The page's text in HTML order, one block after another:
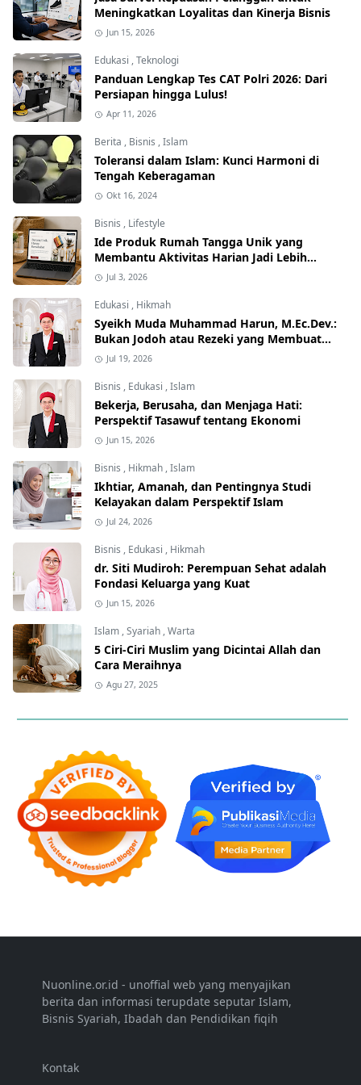
Meningkatkan Loyalitas dan Kinerja Bisnis
Jun 15, 2026
Edukasi ,Teknologi
Panduan Lengkap Tes CAT Polri 2026: Dari
Persiapan hingga Lulus!
Apr 11, 2026
Berita , Bisnis ,Islam
Toleransi dalam Islam: Kunci Harmoni di
Tengah Keberagaman
Okt 16, 2024
Bisnis , Lifestyle
Ide Produk Rumah Tangga Unik yang
Membantu Aktivitas Harian Jadi Lebih
Praktis
Jul 3, 2026
Edukasi , Hikmah
Syeikh Muda Muhammad Harun, M.Ec.Dev.:
Bukan Jodoh atau Rezeki yang Membuat
Manusia Gelisah, tetapi Hati yang Lupa
Jul 19, 2026
Bisnis , Edukasi ,Islam
Bekerja, Berusaha, dan Menjaga Hati:
Perspektif Tasawuf tentang Ekonomi
Jun 15, 2026
Bisnis , Hikmah,Islam
Ikhtiar, Amanah, dan Pentingnya Studi
Kelayakan dalam Perspektif Islam
Jul 24, 2026
Bisnis , Edukasi , Hikmah
dr. Siti Mudiroh: Perempuan Sehat adalah
Fondasi Keluarga yang Kuat
Jun 15, 2026
Islam,Syariah,Warta
5 Ciri-Ciri Muslim yang Dicintai Allah dan
Cara Meraihnya
Agu 27, 2025
Nuonline.or.id - unoffial web yang menyajikan
berita dan informasi terupdate seputar Islam,
Bisnis Syariah, Ibadah dan Pendidikan fiqih
Kontak